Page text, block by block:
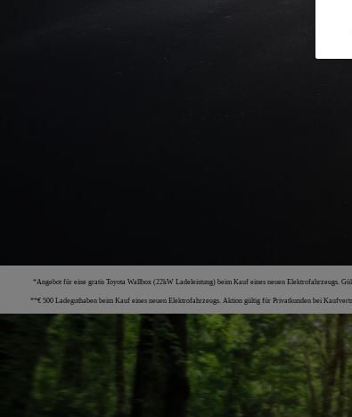
*Angebot für eine gratis Toyota Wallbox (22kW Ladeleistung) beim Kauf eines neuen Elektrofahrzeugs.
**€ 500 Ladeguthaben beim Kauf eines neuen Elektrofahrzeugs. Aktion gültig für Privatkunden bei